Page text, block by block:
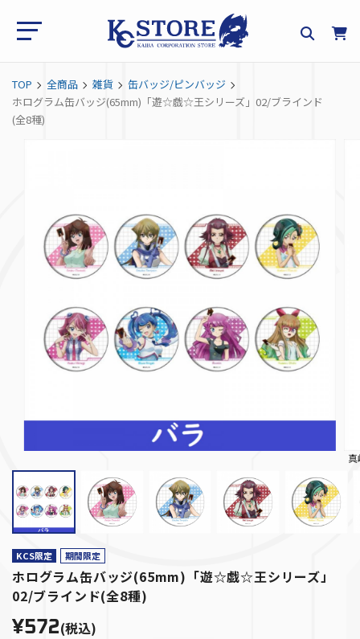
TOP 全商品 雑貨
缶バッジ/ピンバッジ
ホログラム缶バッジ(65mm)「遊☆戯☆王シリーズ」02/ブラインド
(全8種)
KCS限定 期間限定
ホログラム缶バッジ(65mm)「遊☆戯☆王シリーズ」
02/ブラインド(全8種)
¥572(税込)